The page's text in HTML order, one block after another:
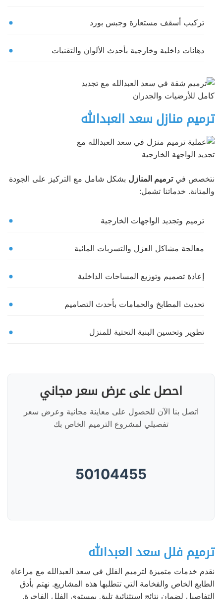
تركيب أسقف مستعارة وجبس بورد
دهانات داخلية وخارجية بأحدث الألوان والتقنيات
ترميم منازل سعد العبدالله
نتخصص فيترميم المنازل بشكل شامل مع التركيز على الجودة
والمتانة. خدماتنا تشمل:
ترميم وتجديد الواجهات الخارجية
معالجة مشاكل العزل والتسربات المائية
إعادة تصميم وتوزيع المساحات الداخلية
تحديث المطابخ والحمامات بأحدث التصاميم
تطوير وتحسين البنية التحتية للمنزل
احصل على عرض سعر مجاني
اتصل بنا الآن للحصول على معاينة مجانية وعرض سعر
تفصيلي لمشروع الترميم الخاص بك
50104455
ترميم فلل سعد العبدالله
نقدم خدمات متميزة لترميم الفلل في سعد العبدالله مع مراعاة
الطابع الخاص والفخامة التي تتطلبها هذه المشاريع. نهتم بأدق
التفاصيل لضمان نتائج استثنائية تليق بمستوى الفلل الفاخرة.